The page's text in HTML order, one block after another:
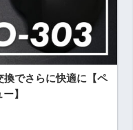
でさらに快適に【ペ
】